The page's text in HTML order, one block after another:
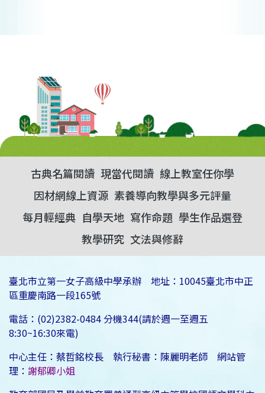
古典名篇閱讀 現當代閱讀 線上教室任你學
因材網線上資源 素養導向教學與多元評量
每月輕經典 自學天地 寫作命題 學生作品選登
教學研究 文法與修辭
臺北市立第一女子高級中學承辦 地址：10045臺北市中正
區重慶南路一段165號
電話：(02)2382-0484 分機344(請於週一至週五
8:30~16:30來電)
中心主任：蔡哲銘校長 執行秘書：陳麗明老師 網站管
理： 謝郁卿小姐